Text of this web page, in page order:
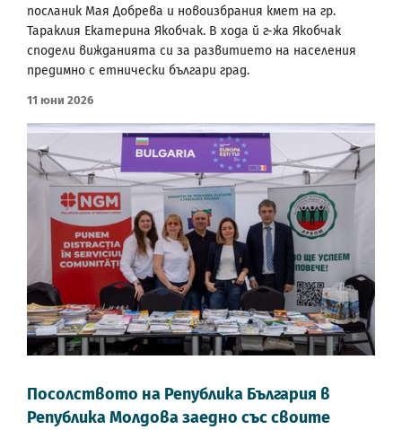
посланик Мая Добрева и новоизбрания кмет на гр.
Тараклия Екатерина Якобчак. В хода й г-жа Якобчак
сподели вижданията си за развитието на населения
предимно с етнически българи град.
11 Юни 2026
Посолството на Република България в
Република Молдова заедно със своите